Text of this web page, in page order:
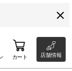
カート 店舗情報